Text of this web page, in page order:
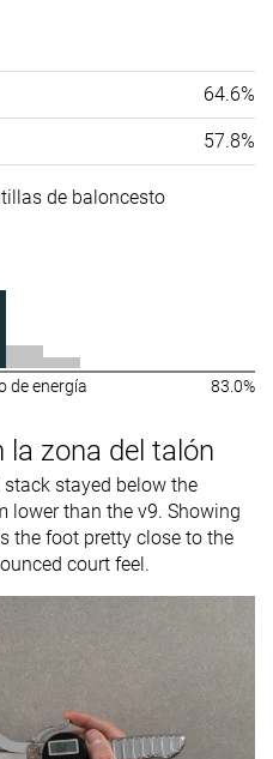
64.6%
57.8%
de baloncesto
de energía 83.0%
la zona del talón
stayed below the
lower than the v9. Showing
the foot pretty close to the
court feel.